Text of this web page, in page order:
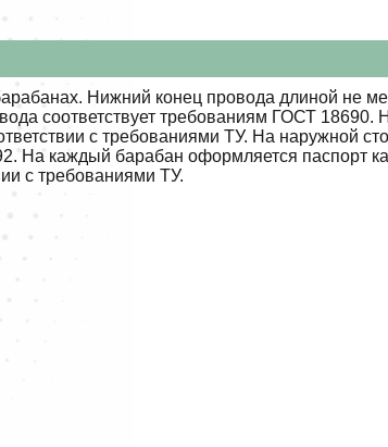
Нижний конец провода длиной не
соответствует требованиям ГОСТ
с требованиями ТУ. На наружной
На каждый барабан оформляется паспорт
с требованиями ТУ.